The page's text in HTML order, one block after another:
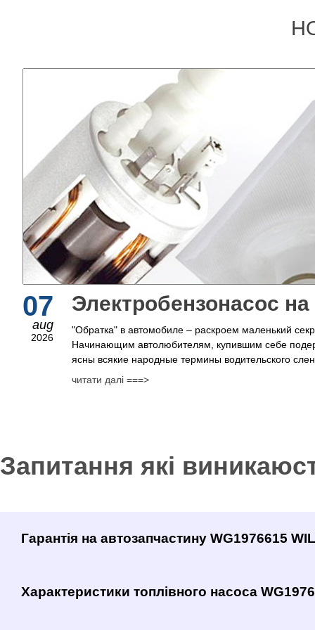
07
aug
2026
Электробензонасос
"Обратка" в автомобиле – раскроем маленький
Начинающим автолюбителям, купившим себе
ясны всякие народные термины водительского
читати далі ===>
Запитання які
Гарантія на автозапчастину WG1976615
Характеристики топлівного насоса